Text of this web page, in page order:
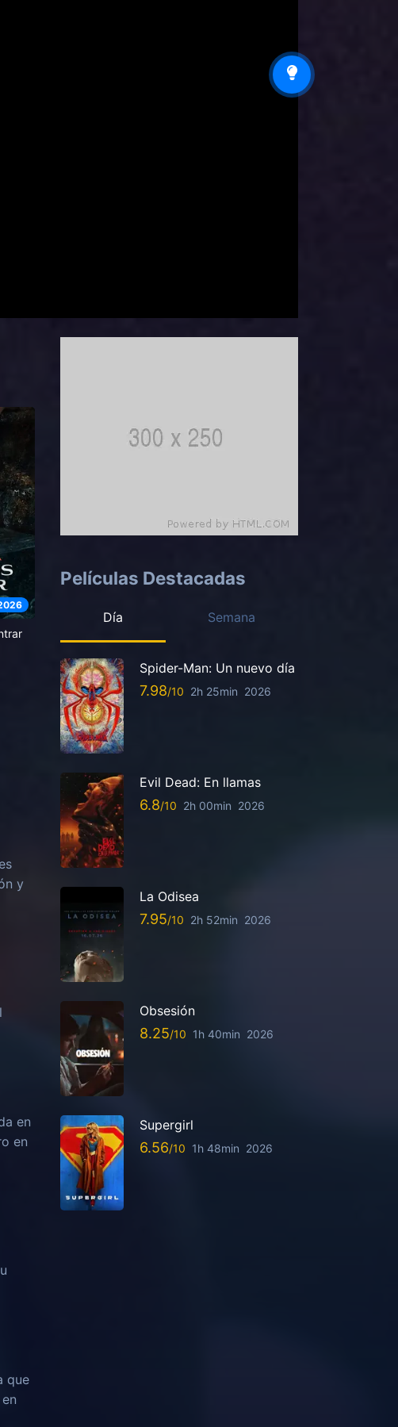
y
en
en
que
Películas Destacadas
Día Semana
Spider-Man: Un nuevo día
7.98 2h 25min 2026
Evil Dead: En llamas
6.8 2h 00min 2026
La Odisea
7.95 2h 52min 2026
Obsesión
8.25 1h 40min 2026
Supergirl
6.56 1h 48min 2026